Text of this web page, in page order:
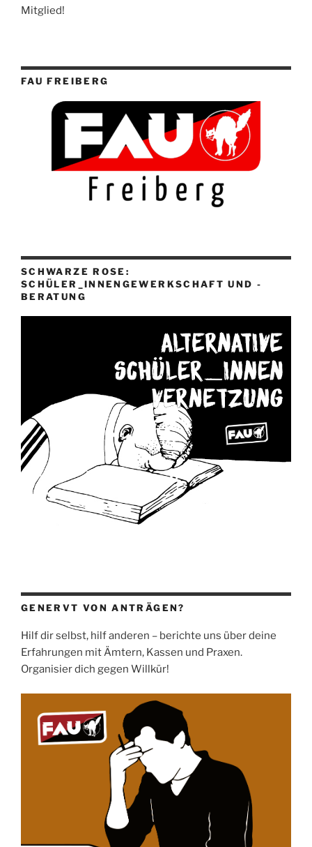
Mitglied!
FAU FREIBERG
SCHWARZE ROSE:
SCHÜLER_INNENGEWERKSCHAFT UND -
BERATUNG
GENERVT VON ANTRÄGEN?
Hilf dir selbst, hilf anderen – berichte uns über deine
Erfahrungen mit Ämtern, Kassen und Praxen.
Organisier dich gegen Willkür!